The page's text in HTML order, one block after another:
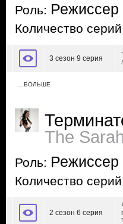
Роль: Режиссер
Количество
3 сезон 9 серия
…БОЛЬШЕ
The
Роль: Режиссер
Количество
2 сезон 6 серия